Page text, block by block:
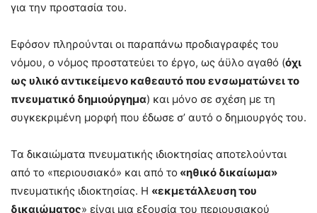
για την προστασία του.
Εφόσον πληρούνται οι παραπάνω προδιαγραφές του
νόμου, ο νόμος προστατεύει το έργο, ως άϋλο αγαθό (όχι
ως υλικό αντικείμενο καθεαυτό που ενσωματώνει το
πνευματικό δημιούργημα) και μόνο σε σχέση με τη
συγκεκριμένη μορφή που έδωσε σ’ αυτό ο δημιουργός του.
Τα δικαιώματα πνευματικής ιδιοκτησίας αποτελούνται
από το «περιουσιακό» και από το «ηθικό δικαίωμα»
πνευματικής ιδιοκτησίας. Η «εκμετάλλευση του
δικαιώματος» είναι μια εξουσία του περιουσιακού